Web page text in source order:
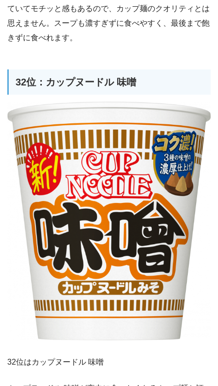
ていてモチッと感もあるので、カップ麺のクオリティとは
思えません。スープも濃すぎずに食べやすく、最後まで飽
きずに食べれます。
32位：カップヌードル 味噌
32位はカップヌードル 味噌